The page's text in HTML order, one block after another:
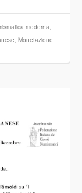
moderna,
, Monetazione